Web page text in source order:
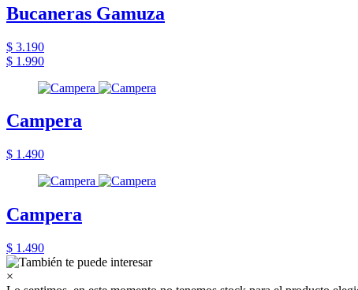
Bucaneras Gamuza
$ 3.190
$ 1.990
Campera
$ 1.490
Campera
$ 1.490
×